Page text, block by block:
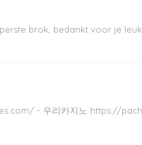
brok, bedankt voor je
- 우리카지노 https://